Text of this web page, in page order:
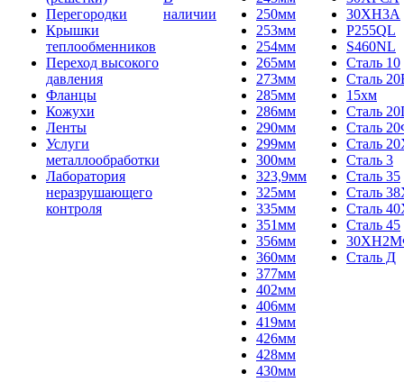
Перегородки
Крышки
теплообменников
Переход высокого
давления
Фланцы
Кожухи
Ленты
Услуги
металлообработки
Лаборатория
неразрушающего
контроля
наличии
250мм
253мм
254мм
265мм
273мм
285мм
286мм
290мм
299мм
300мм
323,9мм
325мм
335мм
351мм
356мм
360мм
377мм
402мм
406мм
419мм
426мм
428мм
430мм
30ХН3А
P255QL
S460NL
Сталь 10
Сталь
15хм
Сталь
Сталь
Сталь
Сталь 3
Сталь 35
Сталь
Сталь
Сталь 45
Сталь Д